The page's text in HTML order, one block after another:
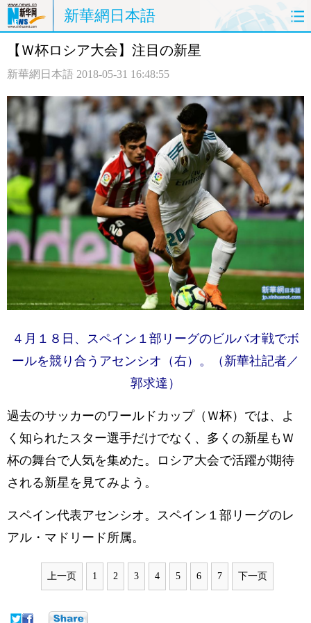
新華網日本語
ホームページ 政治
観光 評論 写真
中日対訳
【Ｗ杯ロシア大会】注目の新星
新華網日本語 2018-05-31 16:48:55
４月１８日、スペイン１部リーグのビルバオ戦でボ
ールを競り合うアセンシオ（右）。（新華社記者／
郭求達）
過去のサッカーのワールドカップ（Ｗ杯）では、よ
く知られたスター選手だけでなく、多くの新星もＷ
杯の舞台で人気を集めた。ロシア大会で活躍が期待
される新星を見てみよう。
スペイン代表アセンシオ。スペイン１部リーグのレ
アル・マドリード所属。
上一页 1 2 3 4 5 6 7 下一页